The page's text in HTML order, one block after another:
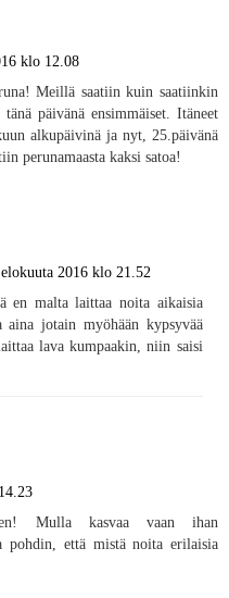
klo 12.08
Meillä saatiin kuin saatiinkin
päivänä ensimmäiset. Itäneet
alkupäivinä ja nyt, 25.päivänä
perunamaasta kaksi satoa!
2016 klo 21.52
en malta laittaa noita aikaisia
jotain myöhään kypsyvää
lava kumpaakin, niin saisi
Mulla kasvaa vaan ihan
pohdin, että mistä noita erilaisia